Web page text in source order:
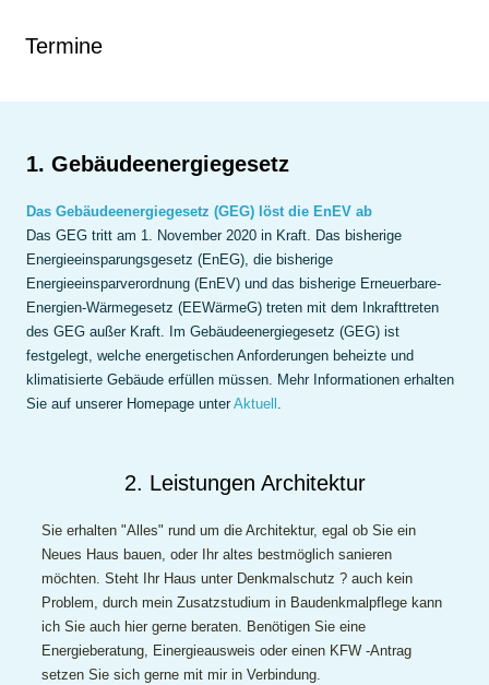
Termine
1. Gebäudeenergiegesetz
Das Gebäudeenergiegesetz (GEG) löst die EnEV ab
Das GEG tritt am 1. November 2020 in Kraft. Das bisherige
Energieeinsparungsgesetz (EnEG), die bisherige
Energieeinsparverordnung (EnEV) und das bisherige Erneuerbare-
Energien-Wärmegesetz (EEWärmeG) treten mit dem Inkrafttreten
des GEG außer Kraft. Im Gebäudeenergiegesetz (GEG) ist
festgelegt, welche energetischen Anforderungen beheizte und
klimatisierte Gebäude erfüllen müssen. Mehr Informationen erhalten
Sie auf unserer Homepage unter Aktuell
2. Leistungen Architektur
Sie erhalten "Alles" rund um die Architektur, egal ob Sie ein
Neues Haus bauen, oder Ihr altes bestmöglich sanieren
möchten. Steht Ihr Haus unter Denkmalschutz ? auch kein
Problem, durch mein Zusatzstudium in Baudenkmalpflege kann
ich Sie auch hier gerne beraten. Benötigen Sie eine
Energieberatung, Einergieausweis oder einen KFW -Antrag
setzen Sie sich gerne mit mir in Verbindung.